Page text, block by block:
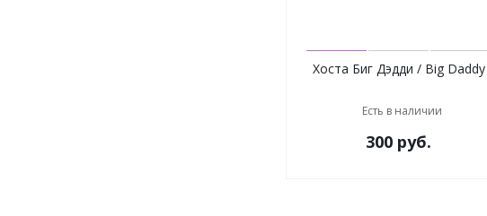
Хоста Биг Дэдди / Big Daddy
Есть в наличии
300 руб.